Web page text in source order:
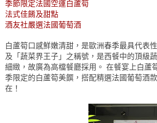
季節限定法國空運白蘆筍
法式佳餚及甜點
酒友社嚴選法國葡萄酒
白蘆筍口感鮮嫩清甜，是歐洲春季最具代表
及「蔬菜界王子」之稱號，是西餐中的頂級
細緻，故廣為高檔餐廳採用。 在餐宴上白蘆
季限定的白蘆筍美饌，搭配精選法國葡萄酒
在！